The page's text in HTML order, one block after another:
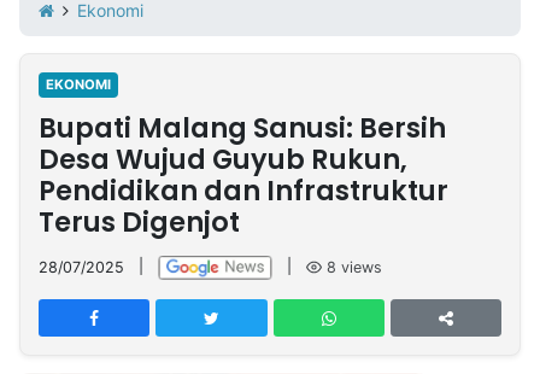
Iklan
Berita
Kami
Nasional
International
Olahraga
Entertainment
Daerah
Pariwisata
Kuliner
Kolom
Network
PT
TREETAN
MULTIMEDIA
INDONESIA
Ekonomi
EKONOMI
Bupati Malang Sanusi: Bersih
Desa Wujud Guyub Rukun,
Pendidikan dan Infrastruktur
Terus Digenjot
28/07/2025 8 views